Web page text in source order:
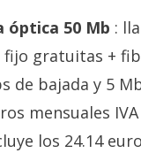
óptica 50 Mb :
fijo gratuitas +
de bajada y 5
mensuales
los 24.14